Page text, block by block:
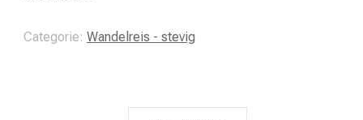
Categorie: Wandelreis - stevig